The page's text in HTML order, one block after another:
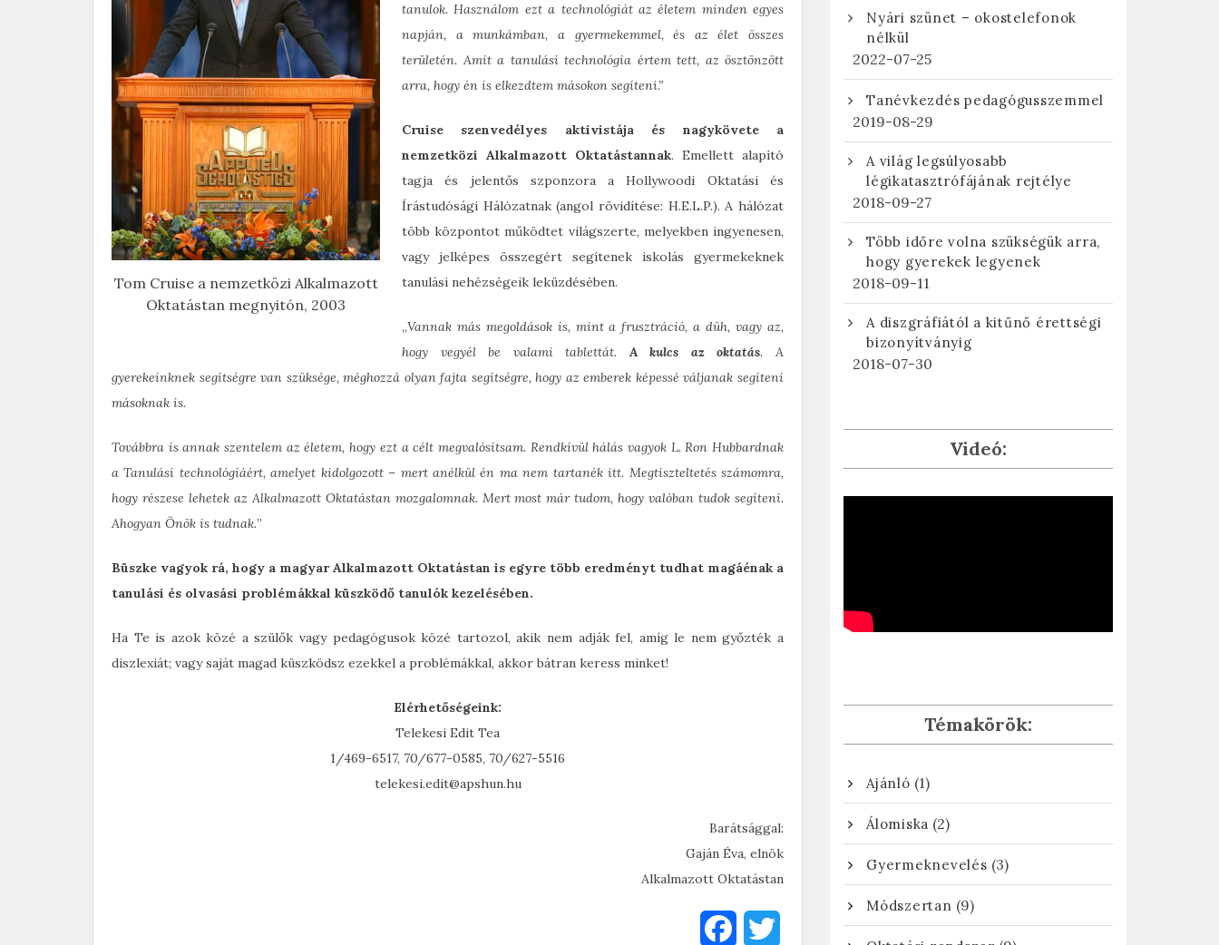
Tom Cruise a nemzetközi Alkalmazott
Oktatástan megnyitón, 2003
tanulok. Használom ezt a technológiát az életem minden egyes
napján, a munkámban, a gyermekemmel, és az élet összes
területén. Amit a tanulási technológia értem tett, az ösztönzött
arra, hogy én is elkezdtem másokon segíteni.”
Cruise szenvedélyes aktivistája és nagykövete a
nemzetközi Alkalmazott Oktatástannak. Emellett alapító
tagja és jelentős szponzora a Hollywoodi Oktatási és
Írástudósági Hálózatnak (angol rövidítése: H.E.L.P.). A hálózat
több központot működtet világszerte, melyekben ingyenesen,
vagy jelképes összegért segítenek iskolás gyermekeknek
tanulási nehézségeik leküzdésében.
„Vannak más megoldások is, mint a frusztráció, a düh, vagy az,
hogy vegyél be valami tablettát.A kulcs az oktatás. A
gyerekeinknek segítségre van szüksége, méghozzá olyan fajta segítségre, hogy az emberek képessé váljanak segíteni
másoknak is.
Továbbra is annak szentelem az életem, hogy ezt a célt megvalósítsam. Rendkívül hálás vagyok L. Ron Hubbardnak
a Tanulási technológiáért, amelyet kidolgozott – mert anélkül én ma nem tartanék itt. Megtiszteltetés számomra,
hogy részese lehetek az Alkalmazott Oktatástan mozgalomnak. Mert most már tudom, hogy valóban tudok segíteni.
Ahogyan Önök is tudnak.”
Büszke vagyok rá, hogy a magyar Alkalmazott Oktatástan is egyre több eredményt tudhat magáénak a
tanulási és olvasási problémákkal küszködő tanulók kezelésében.
Ha Te is azok közé a szülők vagy pedagógusok közé tartozol, akik nem adják fel, amíg le nem győzték a
diszlexiát; vagy saját magad küszködsz ezekkel a problémákkal, akkor bátran keress minket!
Elérhetőségeink:
Telekesi Edit Tea
1/469-6517, 70/677-0585, 70/627-5516
telekesi.edit@apshun.hu
Barátsággal:
Gaján Éva, elnök
Alkalmazott Oktatástan
Nyári szünet – okostelefonok
nélkül
2022-07-25
Tanévkezdés pedagógusszemmel
2019-08-29
A világ legsúlyosabb
légikatasztrófájának rejtélye
2018-09-27
Több időre volna szükségük arra,
hogy gyerekek legyenek
2018-09-11
A diszgráfiától a kitűnő érettségi
bizonyítványig
2018-07-30
Videó:
Témakörök:
Ajánló (1)
Álomiska (2)
Gyermeknevelés (3)
Módszertan (9)